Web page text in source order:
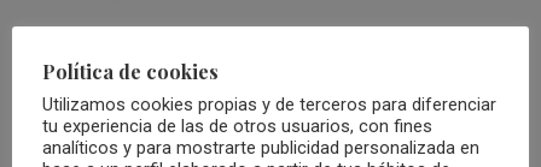
Política de cookies
Utilizamos cookies propias y de terceros para diferenciar
tu experiencia de las de otros usuarios, con fines
analíticos y para mostrarte publicidad personalizada en